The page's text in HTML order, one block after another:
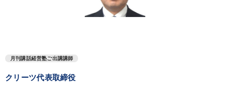
月刊講話経営塾ご出講講師
クリーツ代表取締役